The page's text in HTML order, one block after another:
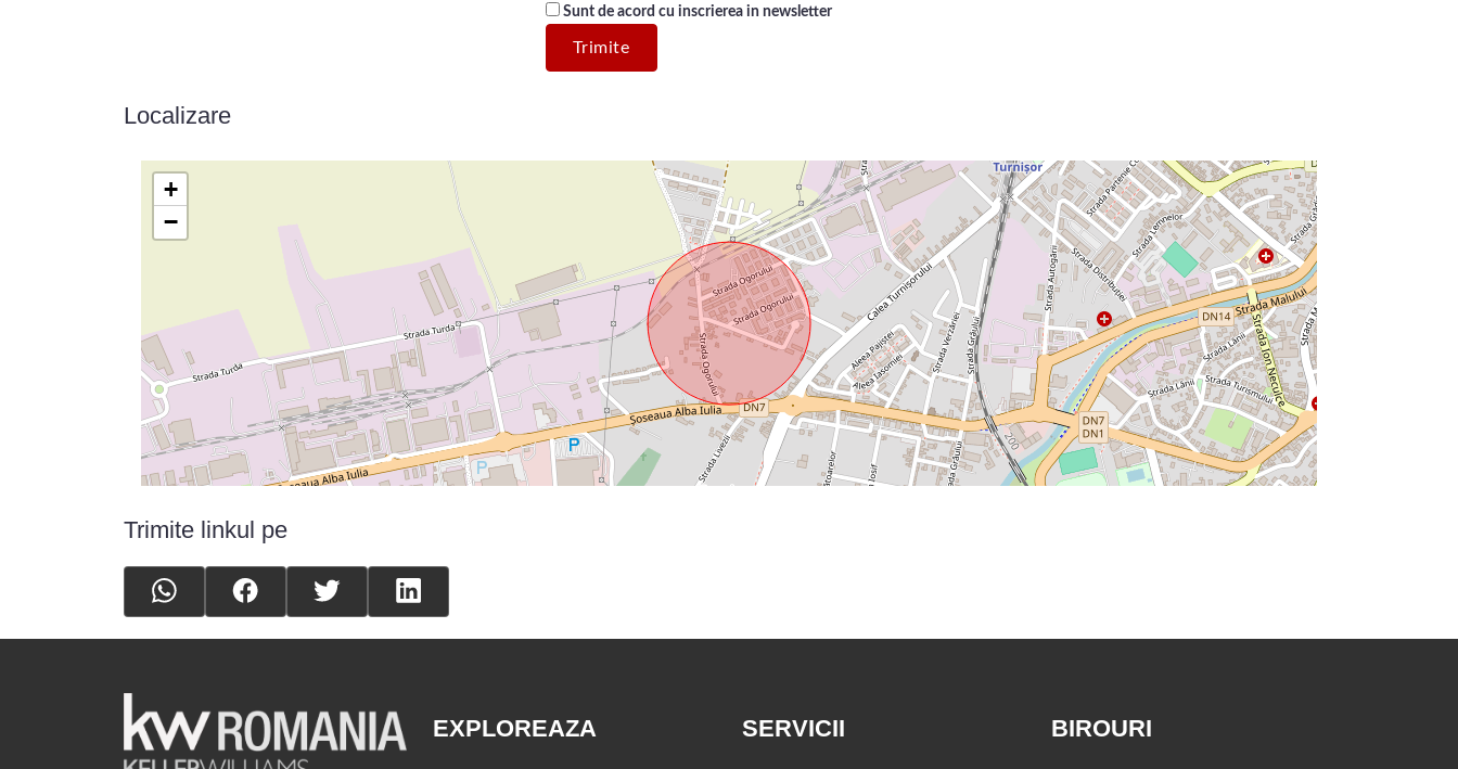
Sunt de acord cu inscrierea in newsletter
Localizare
+
−
Trimite linkul pe
EXPLOREAZA SERVICII BIROURI